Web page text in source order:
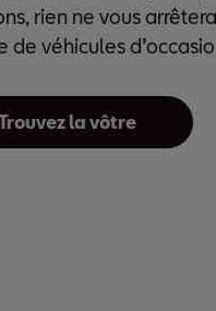
rien ne vous
de véhicules
la vôtre